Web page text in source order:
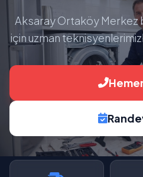
Aksaray Ortaköy Merkez
için uzman